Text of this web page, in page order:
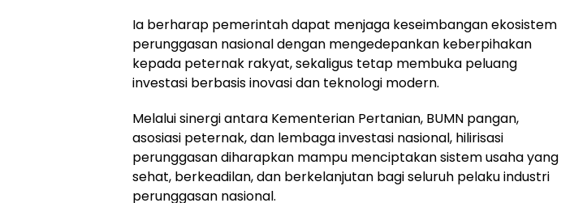
Ia berharap pemerintah dapat menjaga keseimbangan ekosistem
perunggasan nasional dengan mengedepankan keberpihakan
kepada peternak rakyat, sekaligus tetap membuka peluang
investasi berbasis inovasi dan teknologi modern.
Melalui sinergi antara Kementerian Pertanian, BUMN pangan,
asosiasi peternak, dan lembaga investasi nasional, hilirisasi
perunggasan diharapkan mampu menciptakan sistem usaha yang
sehat, berkeadilan, dan berkelanjutan bagi seluruh pelaku industri
perunggasan nasional.